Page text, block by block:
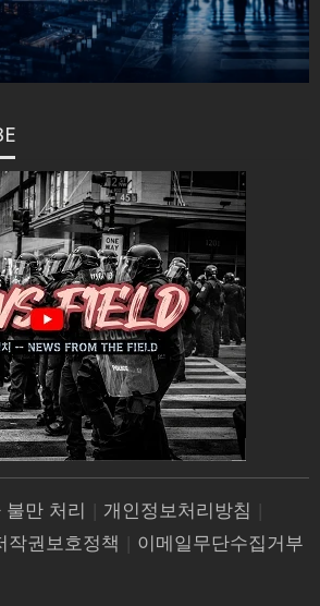
불만 처리 | 개인정보처리방침 |
작권보호정책 | 이메일무단수집거부